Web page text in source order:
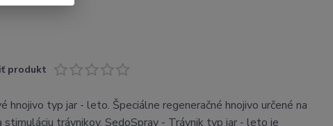
produkt
hnojivo typ jar - leto. Špeciálne regeneračné hnojivo určené na
stimuláciu trávnikov. SedoSpray - Trávnik typ jar - leto je